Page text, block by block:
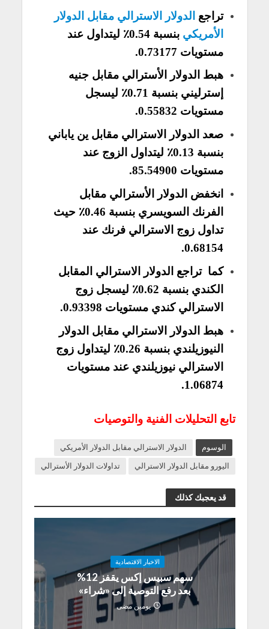
تراجع الدولار الاسترالي مقابل الدولار
الأمريكي
بنسبة 0.54٪ ليتداول عند
مستويات 0.73177.
هبط الدولار الأسترالي مقابل جنيه
إسترليني بنسبة 0.71٪ ليسجل
مستويات 0.55832.
صعد الدولار الاسترالي مقابل ين ياباني
بنسبة 0.13٪ ليتداول الزوج عند
مستويات 85.54900.
انخفض الدولار الأسترالي مقابل
الفرنك السويسري بنسبة 0.46٪ حيث
تداول زوج الاسترالي فرنك عند
0.68154.
كما تراجع الدولار الاسترالي المقابل
الكندي بنسبة 0.62٪ ليسجل زوج
الاسترالي كندي مستويات 0.93398.
هبط الدولار الاسترالي مقابل الدولار
النيوزيلندي بنسبة 0.26٪ ليتداول زوج
الاسترالي نيوزيلندي عند مستويات
1.06874.
تابع التحليلات الفنية والتوصيات
الوسوم
الدولار الاسترالي مقابل الدولار الأمريكي
اليورو مقابل الدولار الاسترالي
تداولات الدولار الأسترالي
قد يعجبك كذلك
الاخبار الاقتصادية
سهم سبيس إكس يقفز 12%
بعد رفع التوصية إلى «شراء»
يومين مضى